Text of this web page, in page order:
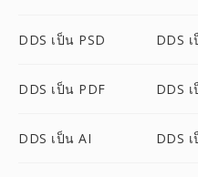
DDS เป็น PSD DDS
DDS เป็น PDF DDS
DDS เป็น AI DDS